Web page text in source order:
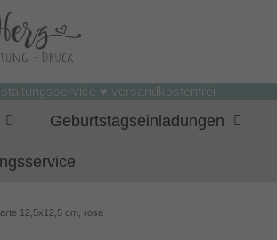
♥ versandkostenfrei
Geburtstagseinladungen
12,5x12,5 cm, rosa